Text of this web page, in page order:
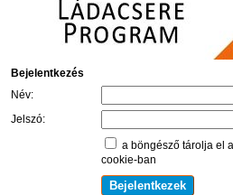
Bejelentkezés
Név:
Jelszó:
a böngésző tárolja el
cookie-ban